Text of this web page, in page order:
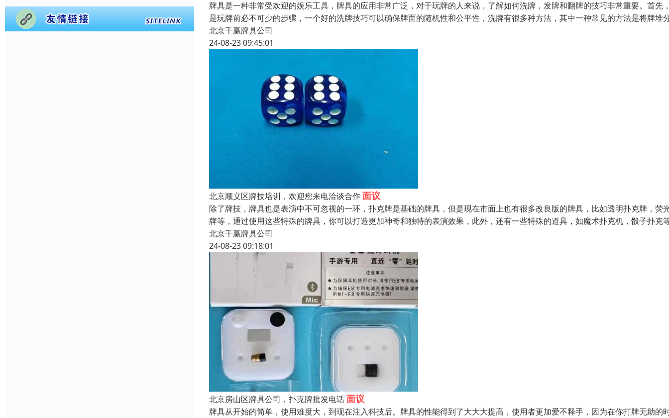
牌具是一种非常受欢迎的娱乐工具，牌具的应用非常广泛，对于玩牌的人来说，了解如何洗牌，发牌和翻牌的技巧非常重要。首先
是玩牌前必不可少的步骤，一个好的洗牌技巧可以确保牌面的随机性和公平性，洗牌有很多种方法，其中一种常见的方法是将牌堆
北京千赢牌具公司
24-08-23 09:45:01
北京顺义区牌技培训，欢迎您来电洽谈合作面议
除了牌技，牌具也是表演中不可忽视的一环，扑克牌是基础的牌具，但是现在市面上也有很多改良版的牌具，比如透明扑克牌，荧
牌等，通过使用这些特殊的牌具，你可以打造更加神奇和独特的表演效果，此外，还有一些特殊的道具，如魔术扑克机，骰子扑克
北京千赢牌具公司
24-08-23 09:18:01
北京房山区牌具公司，扑克牌批发电话面议
牌具从开始的简单，使用难度大，到现在注入科技后。牌具的性能得到了大大大提高，使用者更加爱不释手，因为在你打牌无助的